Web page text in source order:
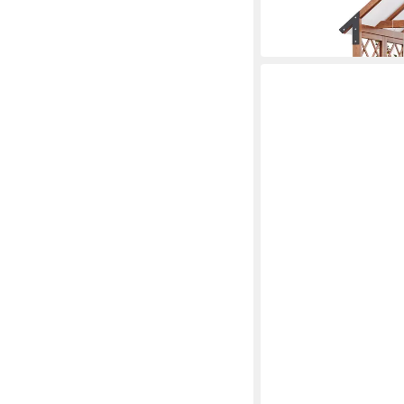
in 6-7 Werktagen bei dir
Deko-Schriftzug Holz